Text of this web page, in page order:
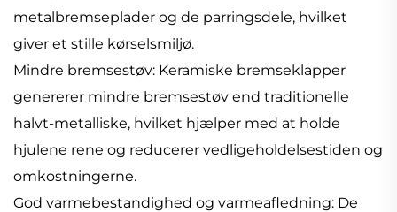
metalbremseplader og de parringsdele, hvilket
giver et stille kørselsmiljø.
Mindre bremsestøv: Keramiske bremseklapper
genererer mindre bremsestøv end traditionelle
halvt-metalliske, hvilket hjælper med at holde
hjulene rene og reducerer vedligeholdelsestiden og
omkostningerne.
God varmebestandighed og varmeafledning: De